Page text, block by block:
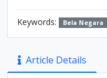
Keywords: Bela Negara
Article
Sidebar
Article Details